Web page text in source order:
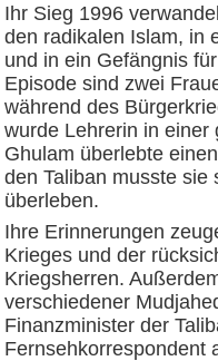
Ihr Sieg 1996
den radikalen Islam, in
und in ein Gefängnis
Episode sind zwei
während des
wurde Lehrerin in einer
Ghulam überlebte
den Taliban musste sie
überleben.
Ihre Erinnerungen
Krieges und der
Kriegsherren.
verschiedener
Finanzminister der
Fernsehkorrespondent